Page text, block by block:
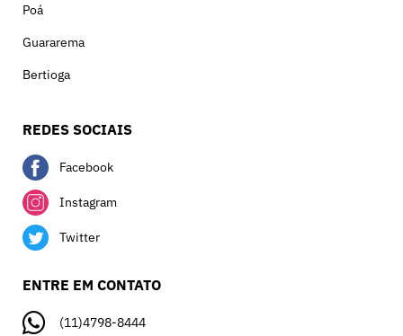
Poá
Guararema
Bertioga
REDES SOCIAIS
Facebook
Instagram
Twitter
ENTRE EM CONTATO
(11)4798-8444